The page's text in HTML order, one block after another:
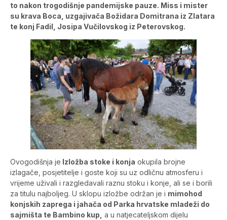
to nakon trogodišnje pandemijske pauze. Miss i mister
su krava Boca, uzgajivača Božidara Domitrana iz Zlatara
te konj Fadil, Josipa Vučilovskog iz Peterovskog.
Ovogodišnja je Izložba stoke i konja okupila brojne
izlagače, posjetitelje i goste koji su uz odličnu atmosferu i
vrijeme uživali i razgledavali raznu stoku i konje, ali se i borili
za titulu najboljeg. U sklopu izložbe održan je i mimohod
konjskih zaprega i jahača od Parka hrvatske mladeži do
sajmišta te Bambino kup, a u natjecateljskom dijelu